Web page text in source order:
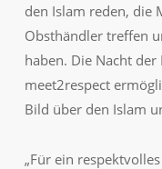
den Islam reden, die
Obsthändler treffen
haben. Die Nacht
meet2respect
Bild über den Islam
„Für ein